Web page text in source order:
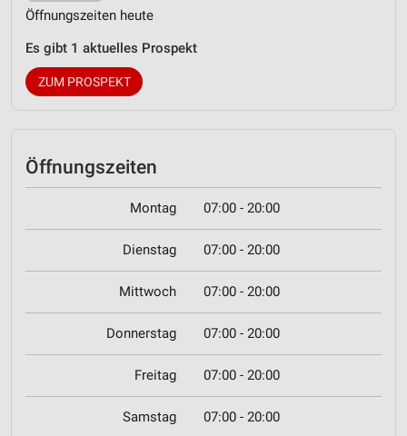
Öffnungszeiten heute
Es gibt 1 aktuelles Prospekt
ZUM PROSPEKT
Öffnungszeiten
Montag 07:00 - 20:00
Dienstag 07:00 - 20:00
Mittwoch 07:00 - 20:00
Donnerstag 07:00 - 20:00
Freitag 07:00 - 20:00
Samstag 07:00 - 20:00